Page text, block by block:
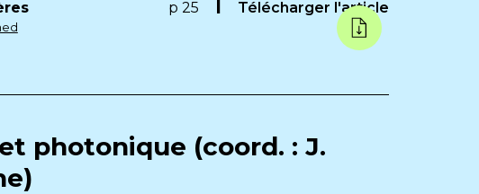
p 25 Télécharger l'article
photonique (coord. : J.